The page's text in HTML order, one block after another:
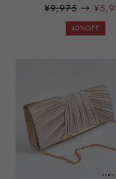
ツ パーティードレス
ドレス 上下セット
ス 20代 30代 40代
サイズ お呼ばれ ド
emile0030
¥9,975→
40%OFF